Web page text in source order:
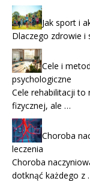
Jak sport i
Dlaczego zdrowie i
Cele i
psychologiczne
Cele rehabilitacji to
fizycznej, ale …
Choroba
leczenia
Choroba
dotknąć każdego z